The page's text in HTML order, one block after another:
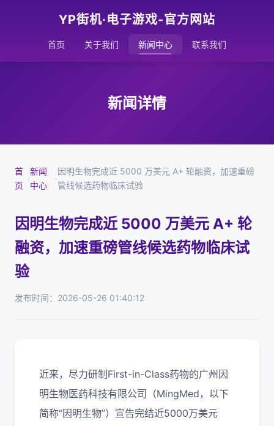
YP街机·电子游戏-官方网站
首页 关于我们 新闻中心 联系我们
新闻详情
首
页
›
新闻
中心
›
因明生物完成近 5000 万美元 A+ 轮融资，加速重磅
管线候选药物临床试验
因明生物完成近 5000 万美元 A+ 轮
融资，加速重磅管线候选药物临床试
验
发布时间：2026-05-26 01:40:12
近来，尽力研制First-in-Class药物的广州因
明生物医药科技有限公司（MingMed，以下
简称“因明生物”）宣告完结近5000万美元